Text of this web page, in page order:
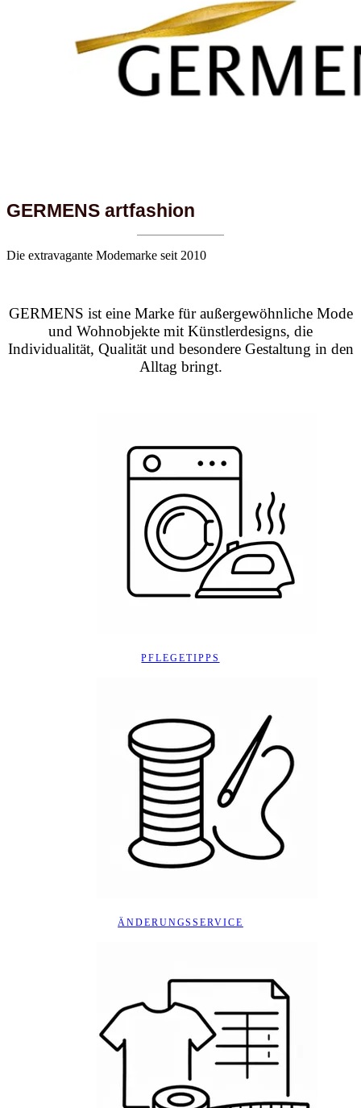
GERMENS artfashion
Die extravagante Modemarke seit 2010
GERMENS ist eine Marke für außergewöhnliche Mode
und Wohnobjekte mit Künstlerdesigns, die
Individualität, Qualität und besondere Gestaltung in den
Alltag bringt.
PFLEGETIPPS
ÄNDERUNGSSERVICE